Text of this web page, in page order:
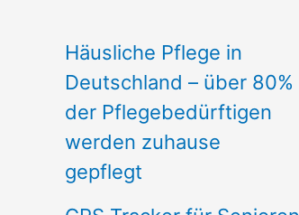
Häusliche Pflege in
Deutschland – über 80%
der Pflegebedürftigen
werden zuhause
gepflegt